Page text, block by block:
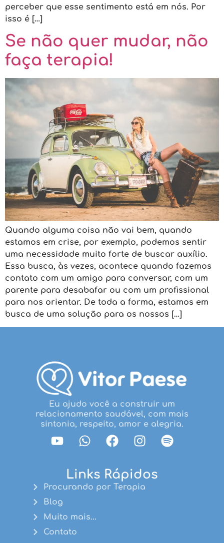
perceber que esse sentimento está em nós. Por
isso é […]
Se não quer mudar, não
faça terapia!
Quando alguma coisa não vai bem, quando
estamos em crise, por exemplo, podemos sentir
uma necessidade muito forte de buscar auxílio.
Essa busca, às vezes, acontece quando fazemos
contato com um amigo para conversar, com um
parente para desabafar ou com um profissional
para nos orientar. De toda a forma, estamos em
busca de uma solução para os nossos […]
Eu ajudo você a construir um
relacionamento saudável, com mais
sintonia, respeito, amor e alegria.
Links Rápidos
Procurando por Terapia
Blog
Muito mais...
Contato